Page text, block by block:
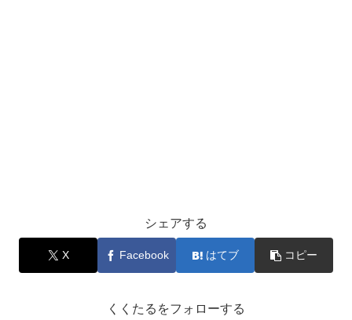
シェアする
X Facebook はてブ コピー
くくたるをフォローする